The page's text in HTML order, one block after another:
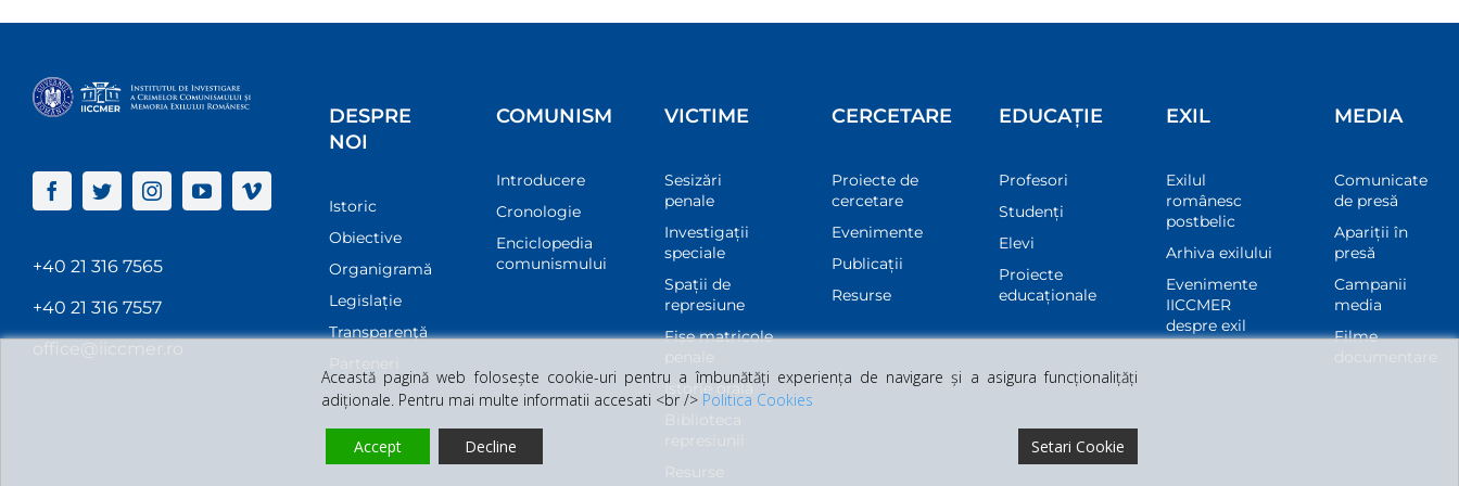
+40 21 316 7565
+40 21 316 7557
office@iiccmer.ro
DESPRE
NOI
Istoric
Obiective
Organigramă
Legislație
Transparenţă
Parteneri
COMUNISM
Introducere
Cronologie
Enciclopedia
comunismului
VICTIME
Sesizări
penale
Investigații
speciale
Spații de
represiune
Fișe matricole
penale
Istorie orală
Biblioteca
represiunii
Resurse
CERCETARE
Proiecte de
cercetare
Evenimente
Publicații
Resurse
EDUCAȚIE
Profesori
Studenți
Elevi
Proiecte
educaționale
EXIL
Exilul
românesc
postbelic
Arhiva exilului
Evenimente
IICCMER
despre exil
MEDIA
Comunicate
de presă
Apariții în
presă
Campanii
media
Filme
documentare
Această pagină web folosește cookie-uri pentru a îmbunătăți experiența de navigare și a asigura funcționalițăți
adiționale. Pentru mai multe informatii accesati <br /> Politica Cookies
Accept Decline Setari Cookie